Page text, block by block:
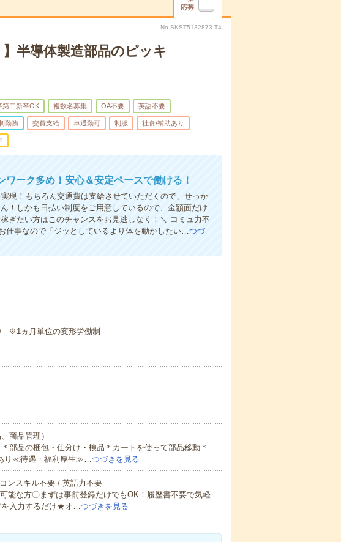
応募
No.SKST5132873-T4
半導体製造部品のピッキ
第二新卒OK 複数名募集 OA不要 英語不要
勤務 交費支給 車通勤可 制服 社食/補助あり
ーク多め！安心＆安定ペースで働ける！
現！もちろん交通費は支給させていただくので、せっか
！しかも日払い制度をご用意しているので、金額面だけ
ぎたい方はこのチャンスをお見逃しなく！＼ コミュ力不
仕事なので「ジッとしているより体を動かしたい…つづ
※1ヵ月単位の変形労働制
商品管理）
部品の梱包・仕分け・検品＊カートを使って部品移動＊
り≪待遇・福利厚生≫…つづきを見る
ンスキル不要 / 英語力不要
な方〇まずは事前登録だけでもOK！履歴書不要で気軽
を入力するだけ★オ…つづきを見る